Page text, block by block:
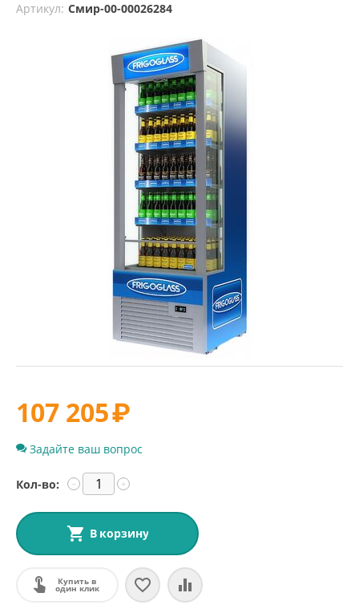
Горки со встроенным агрегатом
Артикул: Смир-00-00026284
107 205₽
Задайте ваш вопрос
Кол-во: +
−
В корзину
Купить в
один клик